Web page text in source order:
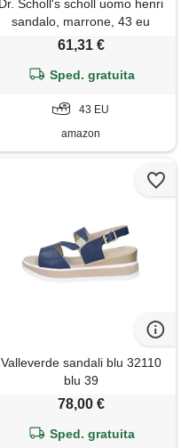
Dr. Scholl's scholl uomo henri
sandalo, marrone, 43 eu
61,31 €
Sped. gratuita
43 EU
amazon
Valleverde sandali blu 32110
blu 39
78,00 €
Sped. gratuita